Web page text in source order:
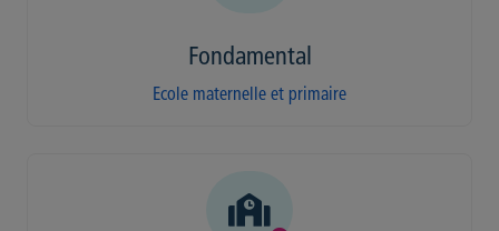
Fondamental
Ecole maternelle et primaire